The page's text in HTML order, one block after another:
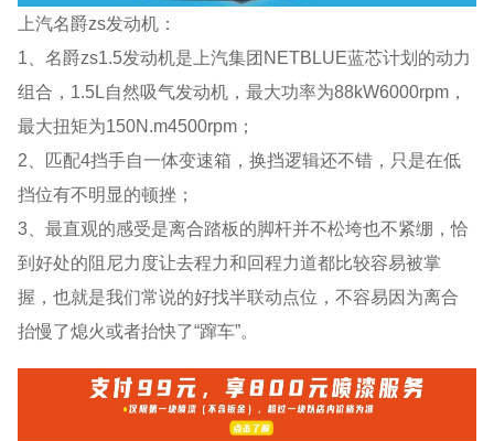
上汽名爵zs发动机：
1、名爵zs1.5发动机是上汽集团NETBLUE蓝芯计划的动力
组合，1.5L自然吸气发动机，最大功率为88kW6000rpm，
最大扭矩为150N.m4500rpm；
2、匹配4挡手自一体变速箱，换挡逻辑还不错，只是在低
挡位有不明显的顿挫；
3、最直观的感受是离合踏板的脚杆并不松垮也不紧绷，恰
到好处的阻尼力度让去程力和回程力道都比较容易被掌
握，也就是我们常说的好找半联动点位，不容易因为离合
抬慢了熄火或者抬快了“蹿车”。